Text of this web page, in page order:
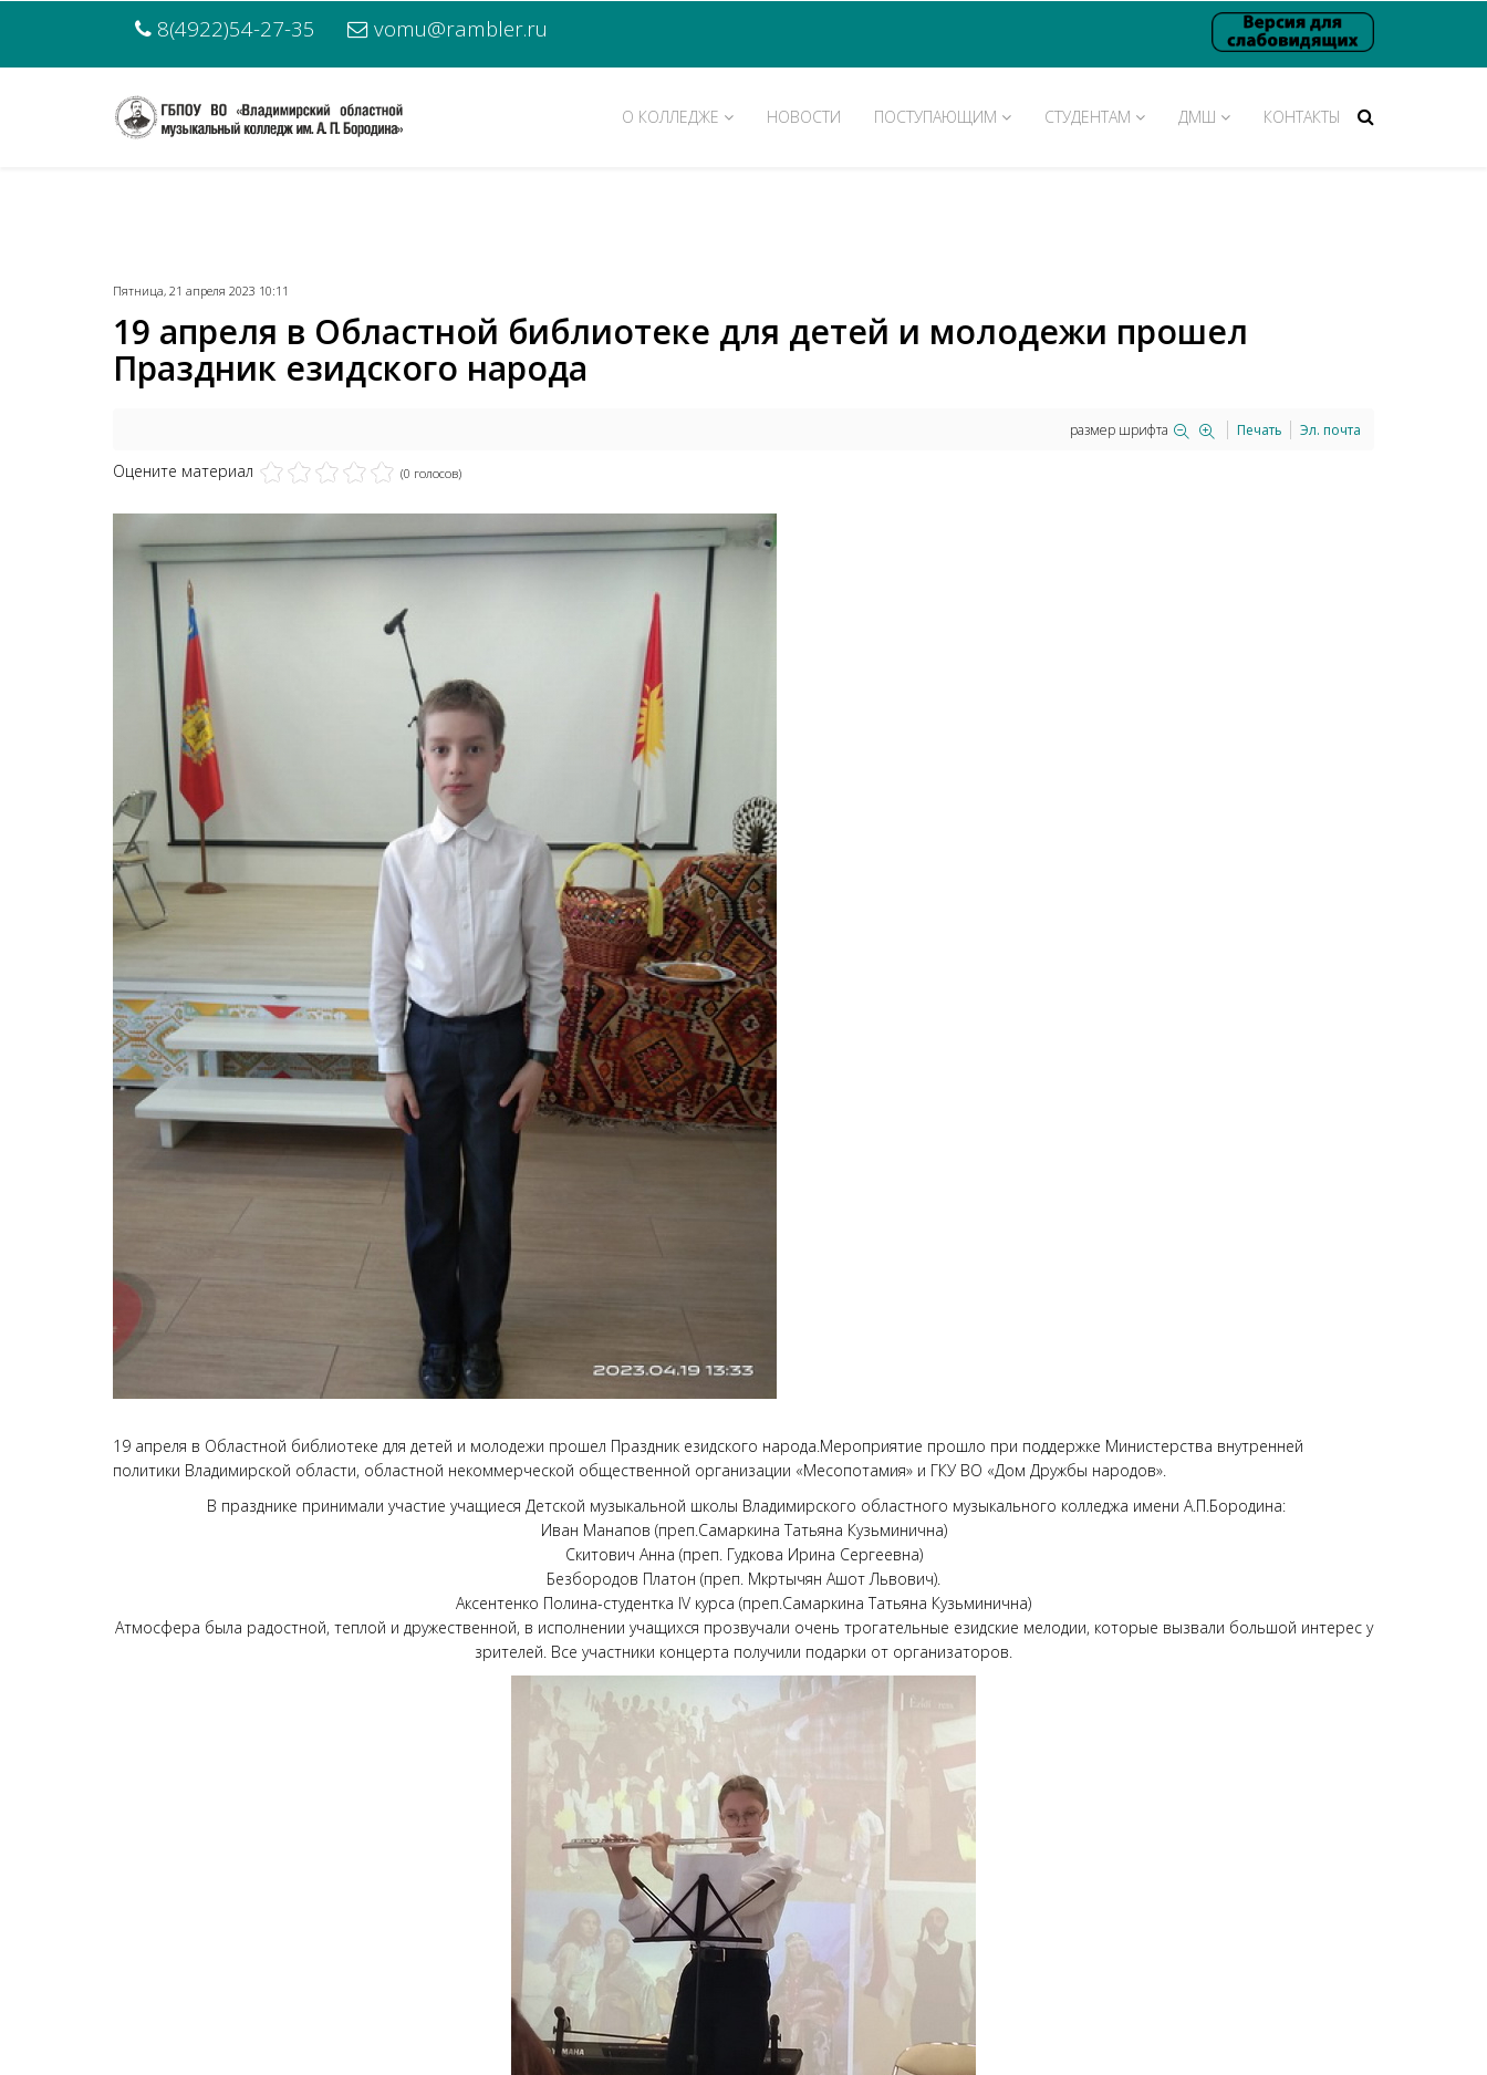
8(4922)54-27-35 vomu@rambler.ru
О КОЛЛЕДЖЕ НОВОСТИ ПОСТУПАЮЩИМ СТУДЕНТАМ ДМШ КОНТАКТЫ
Пятница, 21 апреля 2023 10:11
19 апреля в Областной библиотеке для детей и молодежи прошел
Праздник езидского народа
размер шрифта Печать Эл. почта
Оцените материал (0 голосов)
19 апреля в Областной библиотеке для детей и молодежи прошел Праздник езидского народа.Мероприятие прошло при поддержке Министерства внутренней
политики Владимирской области, областной некоммерческой общественной организации «Месопотамия» и ГКУ ВО «Дом Дружбы народов».
В празднике принимали участие учащиеся Детской музыкальной школы Владимирского областного музыкального колледжа имени А.П.Бородина:
Иван Манапов (преп.Самаркина Татьяна Кузьминична)
Скитович Анна (преп. Гудкова Ирина Сергеевна)
Безбородов Платон (преп. Мкртычян Ашот Львович).
Аксентенко Полина-студентка IV курса (преп.Самаркина Татьяна Кузьминична)
Атмосфера была радостной, теплой и дружественной, в исполнении учащихся прозвучали очень трогательные езидские мелодии, которые вызвали большой интерес у
зрителей. Все участники концерта получили подарки от организаторов.